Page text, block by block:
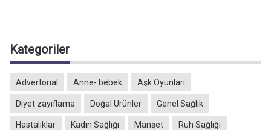
Kategoriler
Advertorial Anne- bebek Aşk Oyunları
Diyet zayıflama Doğal Ürünler Genel Sağlık
Hastalıklar Kadın Sağlığı Manşet Ruh Sağlığı